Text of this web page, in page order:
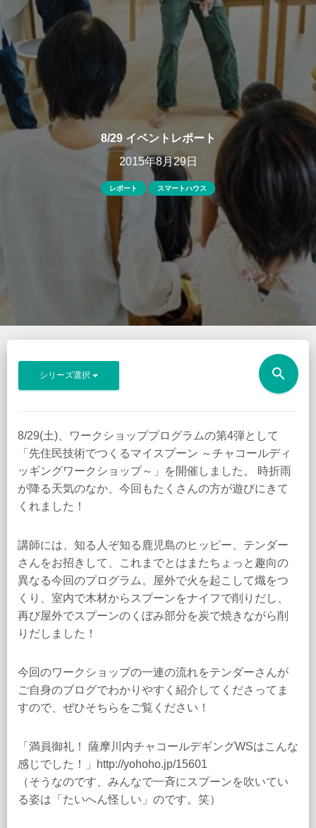
8/29 イベントレポート
2015年8月29日
レポート スマートハウス
シリーズ選択 search
8/29(土)、ワークショッププログラムの第4弾として
「先住民技術でつくるマイスプーン ～チャコールディ
ッギングワークショップ～」を開催しました。 時折雨
が降る天気のなか、今回もたくさんの方が遊びにきて
くれました！
講師には、知る人ぞ知る鹿児島のヒッピー、テンダー
さんをお招きして、これまでとはまたちょっと趣向の
異なる今回のプログラム。屋外で火を起こして熾をつ
くり、室内で木材からスプーンをナイフで削りだし、
再び屋外でスプーンのくぼみ部分を炭で焼きながら削
りだしました！
今回のワークショップの一連の流れをテンダーさんが
ご自身のブログでわかりやすく紹介してくださってま
すので、ぜひそちらをご覧ください！
「満員御礼！ 薩摩川内チャコールデギングWSはこんな
感じでした！」http://yohoho.jp/15601
（そうなのです、みんなで一斉にスプーンを吹いてい
る姿は「たいへん怪しい」のです。笑）